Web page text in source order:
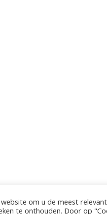
om u de meest
te onthouden. Door op